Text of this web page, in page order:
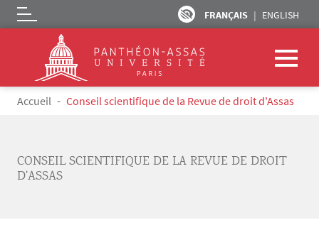
Aller au contenu principal
FRANÇAIS ENGLISH
Logo
Fil d'Ariane
Accueil Conseil scientifique de la Revue de droit d'Assas
CONSEIL SCIENTIFIQUE DE LA REVUE DE DROIT
D'ASSAS